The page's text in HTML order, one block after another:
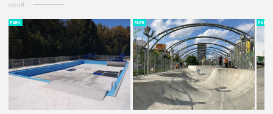
scroll
PARK PARK PARK